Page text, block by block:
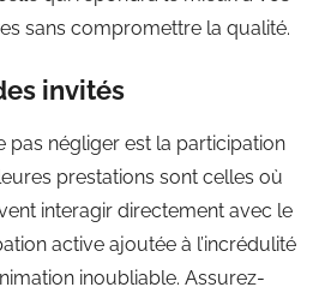
sans compromettre la qualité.
invités
pas négliger est la participation
prestations sont celles où
interagir directement avec le
active ajoutée à l’incrédulité
inoubliable. Assurez-